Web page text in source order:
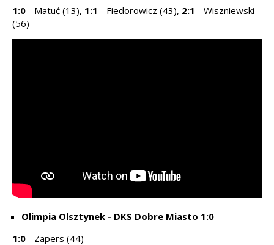
1:0 - Matuć (13), 1:1 - Fiedorowicz (43), 2:1 - Wiszniewski
(56)
Olimpia Olsztynek - DKS Dobre Miasto 1:0
1:0 - Zapers (44)